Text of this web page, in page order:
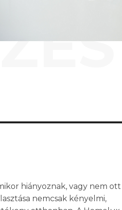
hiányoznak, vagy nem ott
nemcsak kényelmi,